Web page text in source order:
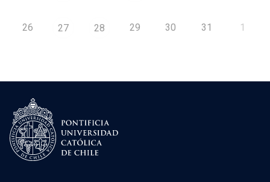
26 27 28 29 30 31 1